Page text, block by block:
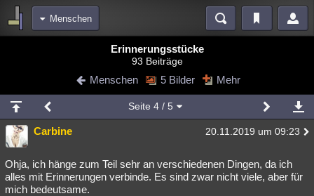
Menschen
Blogs
Chat Wiki Neuigkeiten
meine Rubriken
Menschen Mystery Kriminalfälle
Spiritualität Verschwörungen Technologie Ufologie
Natur Umfragen
Erinnerungsstücke
93 Beiträge
Menschen 5 Bilder Mehr
Seite 4/ 5
Carbine 20.11.2019 um 09:23
Ohja, ich hänge zum Teil sehr an verschiedenen Dingen, da ich
alles mit Erinnerungen verbinde. Es sind zwar nicht viele, aber für
mich bedeutsame.